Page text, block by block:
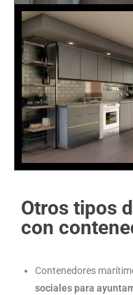
Otros tipos
con
Contenedores
sociales para